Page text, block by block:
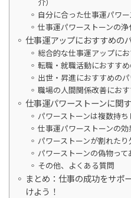
自分に合った仕事運パワ
仕事運パワーストーンの
仕事運アップにおすすめの
総合的な仕事運アップに
転職・就職活動におすす
出世・昇進におすすめの
職場の人間関係改善にお
仕事運パワーストーンに関
パワーストーンは複数持ち
仕事運パワーストーンの
パワーストーンが割れた
パワーストーンの偽物っ
その他、よくある質問
まとめ：仕事の成功をサポ
けよう！